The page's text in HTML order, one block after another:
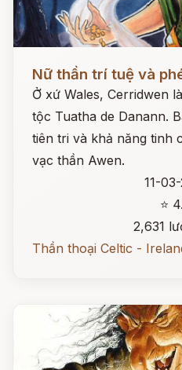
Nữ thần trí tuệ và
Ở xứ Wales, Cerridwen
tộc Tuatha de Danann.
tiên tri và khả năng tinh
vạc thần Awen.
11-
⭐
2,631
Thần thoại Celtic -